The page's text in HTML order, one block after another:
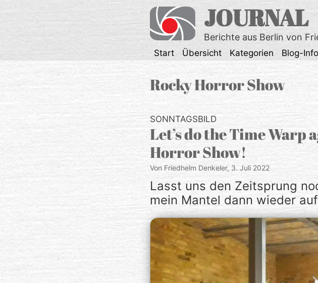
JOURNAL
Berichte aus Berlin von
Start Übersicht Kategorien Blog-Info
Rocky Horror Show
SONNTAGSBILD
Let’s do the Time
Horror Show!
Von Friedhelm Denkeler, 3. Juli 2022
Lasst uns den Zeitsprung
mein Mantel dann wieder